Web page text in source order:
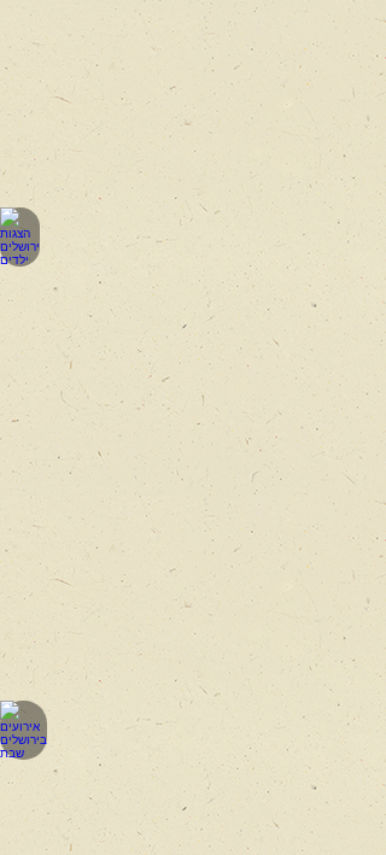
הדייג ודג הזהב
הסיפור
המוכר
עם
בובות
חצופות
המדביר
המדביר
מצא
את